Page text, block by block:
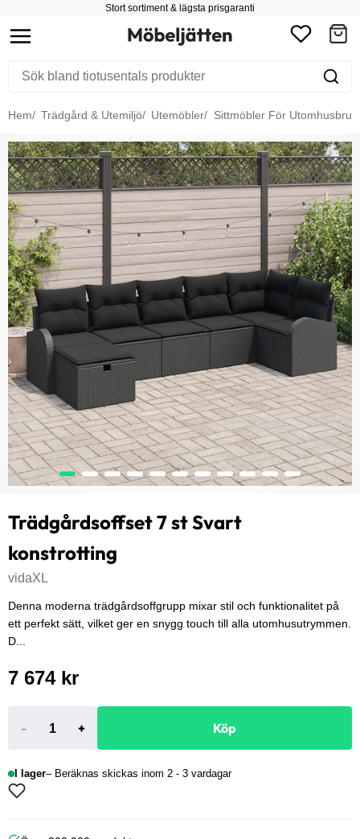
Stort sortiment & lägsta prisgaranti
Hem Trädgård & Utemiljö Utemöbler Sittmöbler För Utomhusbruk
Trädgårdsoffset 7 st Svart
konstrotting
vidaXL
Denna moderna trädgårdsoffgrupp mixar stil och funktionalitet på
ett perfekt sätt, vilket ger en snygg touch till alla utomhusutrymmen.
D...
7 674 kr
- + Köp
I lager Beräknas skickas inom 2 - 3 vardagar